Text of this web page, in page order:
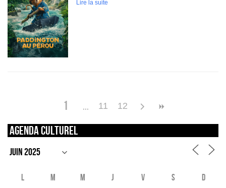
Lire la suite
1 11 12
Agenda culturel
L M M J V S D